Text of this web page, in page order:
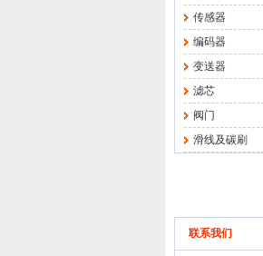
传感器
编码器
变送器
滤芯
阀门
滑线及碳刷
联系我们